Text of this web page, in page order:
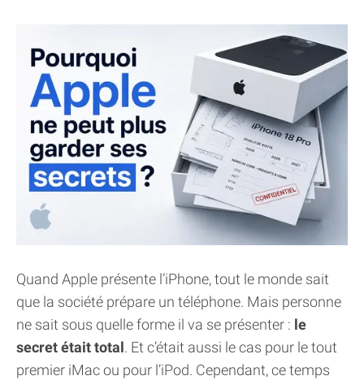
Quand Apple présente l’iPhone, tout le monde sait
que la société prépare un téléphone. Mais personne
ne sait sous quelle forme il va se présenter : le
secret était total. Et c’était aussi le cas pour le tout
premier iMac ou pour l’iPod. Cependant, ce temps